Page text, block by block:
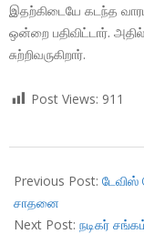
இதற்கிடையே கடந்த வாரம்
ஒன்றை பதிவிட்டார்.
சுற்றிவருகிறார்.
Post Views: 911
04-
07
Previous Post: டேவிஸ்
சாதனை
Next Post: நடிகர்